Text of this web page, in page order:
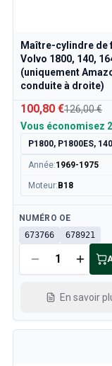
Maître-cylindre de
Volvo 1800, 140,
(uniquement
conduite à droite)
100,80 €126,00 €
Vous économisez
P1800, P1800ES,
Année:1969-1975
Moteur: B18
Disponible
NUMÉRO OE
673766
678921
En savoir